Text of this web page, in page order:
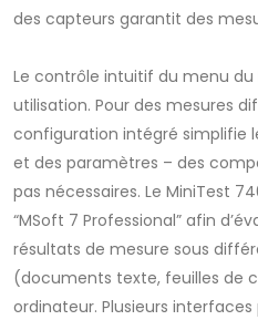
des capteurs garantit des
Le contrôle intuitif du menu
utilisation. Pour des mesures
configuration intégré simplifie
et des paramètres – des
pas nécessaires. Le MiniTest
“MSoft 7 Professional” afin
résultats de mesure sous
(documents texte, feuilles de
ordinateur. Plusieurs